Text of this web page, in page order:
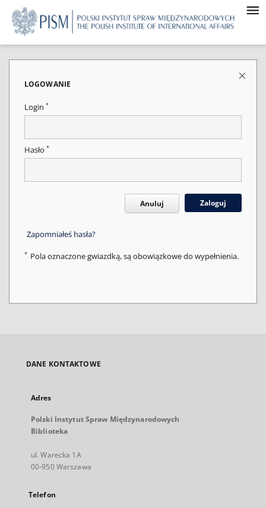
LOGOWANIE
Login *
Hasło *
Anuluj Zaloguj
Zapomniałeś hasła?
* Pola oznaczone gwiazdką, są obowiązkowe do wypełnienia.
DANE KONTAKTOWE
Adres
Polski Instytut Spraw Międzynarodowych
Biblioteka
ul. Warecka 1A
00-950 Warszawa
Telefon